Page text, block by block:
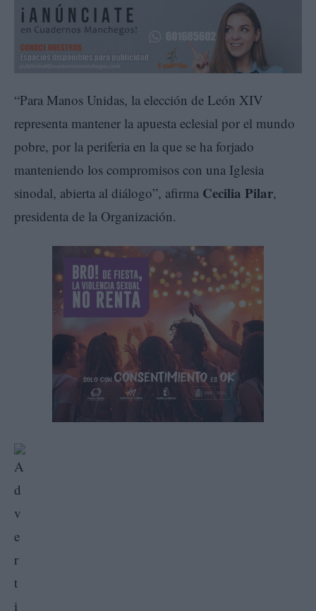
“Para Manos Unidas, la elección de León XIV
representa mantener la apuesta eclesial por el mundo
pobre, por la periferia en la que se ha forjado
manteniendo los compromisos con una Iglesia
sinodal, abierta al diálogo”, afirma Cecilia Pilar,
presidenta de la Organización.